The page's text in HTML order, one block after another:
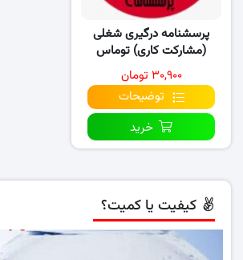
پرسشنامه درگیری شغلی
(مشارکت کاری) توماس
لاداهل و کنجر
۳۰,۹۰۰ تومان
توضیحات
خرید
کیفیت یا کمیت؟